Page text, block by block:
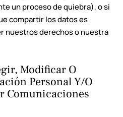
un proceso de quiebra), o si
compartir los datos es
nuestros derechos o nuestra
Modificar O
Personal Y/o
Comunicaciones